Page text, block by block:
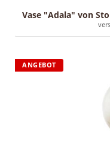
Vase "Adala" von
ANGEBOT